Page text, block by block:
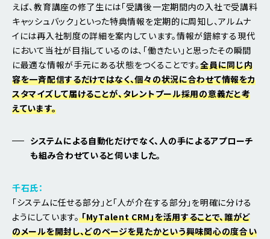
えば、教育講座の修了生には「受講後一定期間内の入社で受講料
キャッシュバック」といった特典情報を定期的に周知し、アルムナ
イには再入社制度の詳細を案内しています。情報が錯綜する現代
において当社が目指しているのは、「働きたい」と思ったその瞬間
に最適な情報が手元にある状態をつくることです。全員に同じ内
容を一斉配信するだけではなく、個々の状況に合わせて情報をカ
スタマイズして届けることが、タレントプール採用の意義だと考
えています。
システムによる自動化だけでなく、人の手によるアプローチ
も組み合わせていると伺いました。
千石氏：
「システムに任せる部分」と「人が介在する部分」を明確に分ける
ようにしています。「MyTalent CRM」を活用することで、誰がど
のメールを開封し、どのページを見たかという興味関心の度合い